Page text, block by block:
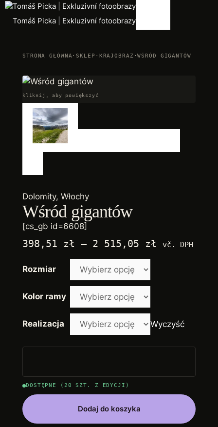
Przejdź
Tomáš Picka | Exkluzivní fotoobrazy
STRONA GŁÓWNA·SKLEP · KRAJOBRAZ ·WŚRÓD GIGANTÓW
kliknij, aby powiększyć
Dolomity, Włochy
Wśród gigantów
[cs_gb id=6608]
398,51 zł – 2 515,05 zł Zakres
vč. DPH
Rozmiar
Kolor ramy
Realizacja Wyczyść
DOSTĘPNE (20 SZT. Z EDYCJI)
Dodaj do koszyka